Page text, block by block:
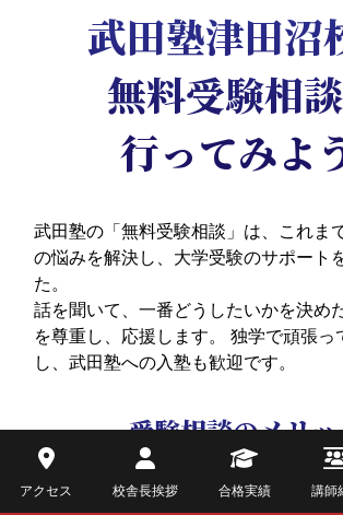
武田塾津田沼
無料受験相
行ってみよ
武田塾の「無料受験相談」は、これま
の悩みを解決し、大学受験のサポート
た。
話を聞いて、一番どうしたいかを決め
を尊重し、応援します。
独学で頑張っ
し、武田塾への入塾も歓迎です。
受験相談のメリ
アクセス 校舎長挨拶 合格実績 講師